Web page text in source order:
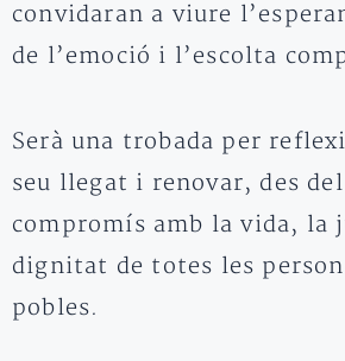
convidaran a viure
de l’emoció i l’escolta
Serà una trobada per
seu llegat i renovar, des
compromís amb la vida, la
dignitat de totes les
pobles.